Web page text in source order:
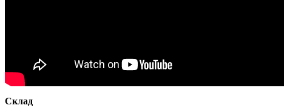
Склад